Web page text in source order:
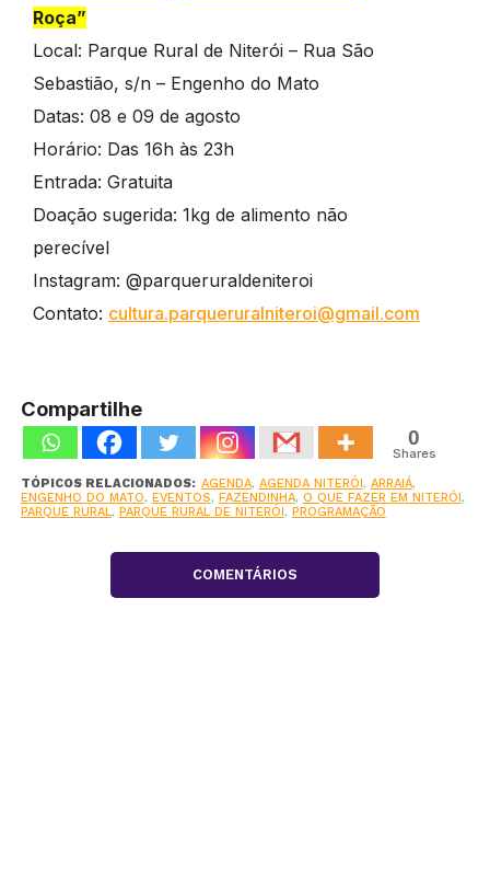
Roça”
Local: Parque Rural de Niterói – Rua São
Sebastião, s/n – Engenho do Mato
Datas: 08 e 09 de agosto
Horário: Das 16h às 23h
Entrada: Gratuita
Doação sugerida: 1kg de alimento não
perecível
Instagram: @parqueruraldeniteroi
Contato: cultura.parqueruralniteroi@gmail.com
Compartilhe
0
Shares
TÓPICOS RELACIONADOS: AGENDA, AGENDA NITERÓI, ARRAIÁ,
ENGENHO DO MATO, EVENTOS, FAZENDINHA, O QUE FAZER EM NITERÓI,
PARQUE RURAL, PARQUE RURAL DE NITERÓI, PROGRAMAÇÃO
COMENTÁRIOS